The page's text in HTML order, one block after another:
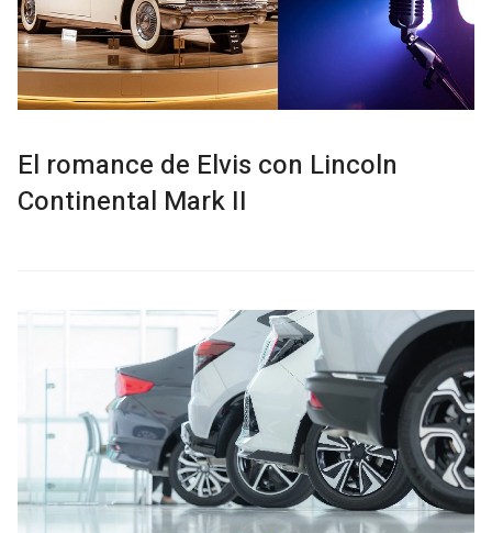
El romance de Elvis con Lincoln
Continental Mark II